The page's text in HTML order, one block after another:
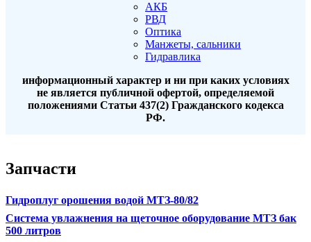
АКБ
РВД
Оптика
Манжеты, сальники
Гидравлика
информационный характер и ни при каких условиях
не является публичной офертой, определяемой
положениями Статьи 437(2) Гражданского кодекса
РФ.
Запчасти
Гидроплуг орошения водой МТЗ-80/82
Система увлажнения на щеточное оборудование МТЗ бак
500 литров